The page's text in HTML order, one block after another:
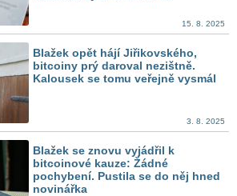
15. 8. 2025
Blažek opět hájí Jiřikovského,
bitcoiny prý daroval nezištně.
Kalousek se tomu veřejně vysmál
3. 8. 2025
Blažek se znovu vyjádřil k
bitcoinové kauze: Žádné
pochybení. Pustila se do něj hned
novinářka